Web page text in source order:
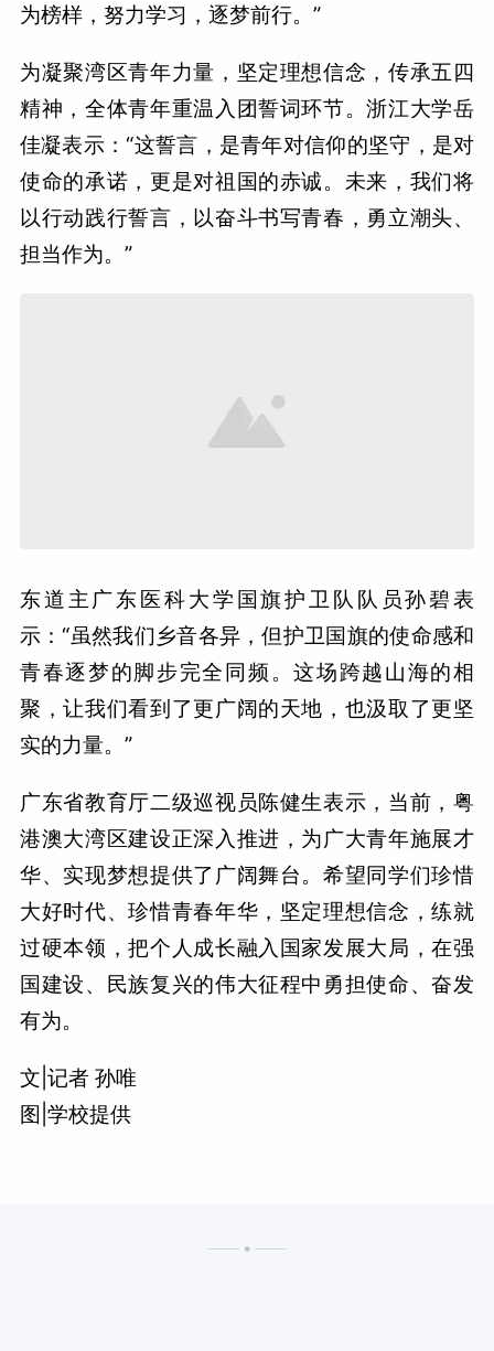
为榜样，努力学习，逐梦前行。”
为凝聚湾区青年力量，坚定理想信念，传承五四
精神，全体青年重温 入团誓词环节。浙江大学岳
佳凝表示：“这誓言，是青年对信仰的坚守，是对
使命的承诺，更是对祖国的赤诚。未来，我们将
以行动践行誓言，以奋斗书写青春，勇立潮头、
担当作为。”
东道主广东医科大学国旗护卫队队员孙碧表
示：“虽然我们乡音各异，但护卫国旗的使命感和
青春逐梦的脚步完全同频。这场跨越山海的相
聚，让我们看到了更广阔的天地，也汲取了更坚
实的力量。”
广东省教育厅二级巡视员陈健生表示，当前，粤
港澳大湾区建设正深入推进，为广大青年施展才
华、实现梦想提供了广阔舞台。希望同学们珍惜
大好时代、珍惜青春年华，坚定理想信念，练就
过硬本领，把个人成长融入国家发展大局，在强
国建设、民族复兴的伟大征程中勇担使命、奋发
有为。
文|记者 孙唯
图|学校提供